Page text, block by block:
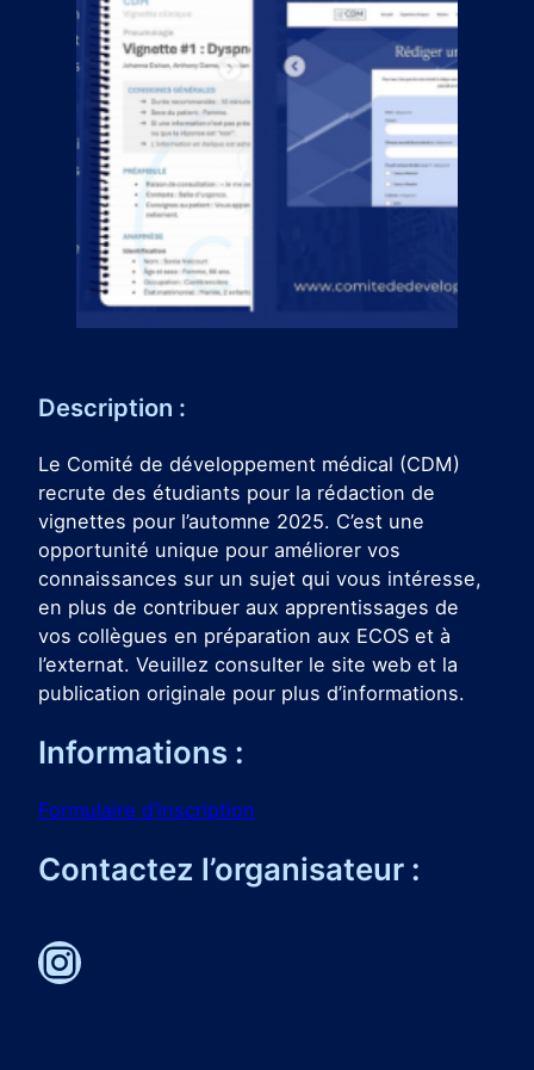
Description :
Le Comité de développement médical (CDM)
recrute des étudiants pour la rédaction de
vignettes pour l’automne 2025. C’est une
opportunité unique pour améliorer vos
connaissances sur un sujet qui vous intéresse,
en plus de contribuer aux apprentissages de
vos collègues en préparation aux ECOS et à
l’externat. Veuillez consulter le site web et la
publication originale pour plus d’informations.
Informations :
Formulaire d’inscription
Contactez l’organisateur :
Instagram